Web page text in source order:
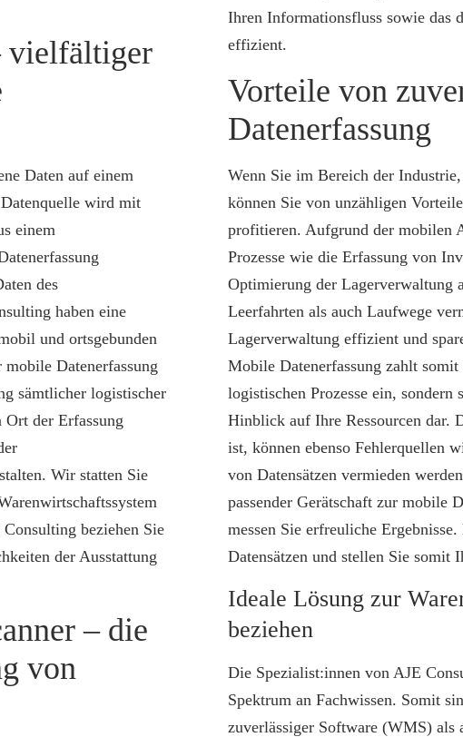
vielfältiger
Daten auf einem
wird mit
einem
des
haben eine
und ortsgebunden
Datenerfassung
sämtlicher logistischer
Ort der Erfassung
Wir statten Sie
beziehen Sie
der Ausstattung
– die
von
Ihren Informationsfluss sowie das
effizient.
Vorteile von
Datenerfassung
Wenn Sie im Bereich der
können Sie von unzähligen
profitieren. Aufgrund der mobilen
Prozesse wie die Erfassung von
Optimierung der Lagerverwaltung
Leerfahrten als auch Laufwege
Lagerverwaltung effizient und
Mobile Datenerfassung zahlt
logistischen Prozesse ein,
Hinblick auf Ihre Ressourcen dar.
ist, können ebenso Fehlerquellen
von Datensätzen vermieden
passender Gerätschaft zur mobile
messen Sie erfreuliche
Datensätzen und stellen Sie somit
Ideale Lösung zur
beziehen
Die Spezialist:innen von AJE
Spektrum an Fachwissen. Somit
zuverlässiger Software (WMS) als